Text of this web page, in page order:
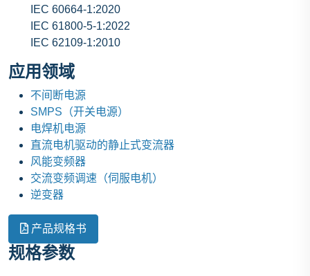
IEC 60664-1:2020
IEC 61800-5-1:2022
IEC 62109-1:2010
应用领域
不间断电源
SMPS（开关电源）
电焊机电源
直流电机驱动的静止式变流器
风能变频器
交流变频调速（伺服电机）
逆变器
产品规格书
规格参数